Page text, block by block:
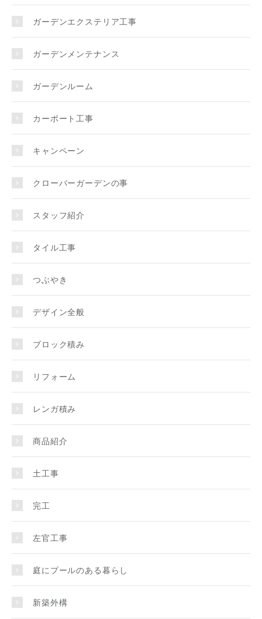
ガーデンエクステリア工事
ガーデンメンテナンス
ガーデンルーム
カーポート工事
キャンペーン
クローバーガーデンの事
スタッフ紹介
タイル工事
つぶやき
デザイン全般
ブロック積み
リフォーム
レンガ積み
商品紹介
土工事
完工
左官工事
庭にプールのある暮らし
新築外構